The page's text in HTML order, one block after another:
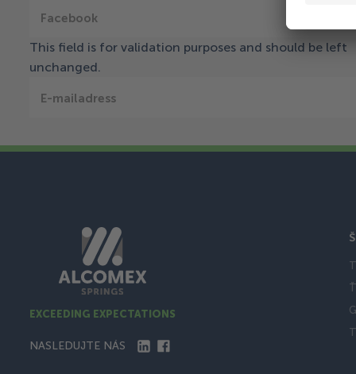
Facebook
This field is for validation purposes and should be left
unchanged.
E-mailadress
EXCEEDING EXPECTATIONS
NASLEDUJTE NÁS